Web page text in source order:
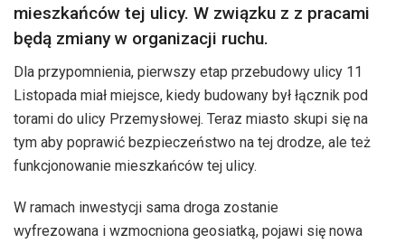
mieszkańców tej ulicy. W związku z z pracami
będą zmiany w organizacji ruchu.
Dla przypomnienia, pierwszy etap przebudowy ulicy 11
Listopada miał miejsce, kiedy budowany był łącznik pod
torami do ulicy Przemysłowej. Teraz miasto skupi się na
tym aby poprawić bezpieczeństwo na tej drodze, ale też
funkcjonowanie mieszkańców tej ulicy.
W ramach inwestycji sama droga zostanie
wyfrezowana i wzmocniona geosiatką, pojawi się nowa